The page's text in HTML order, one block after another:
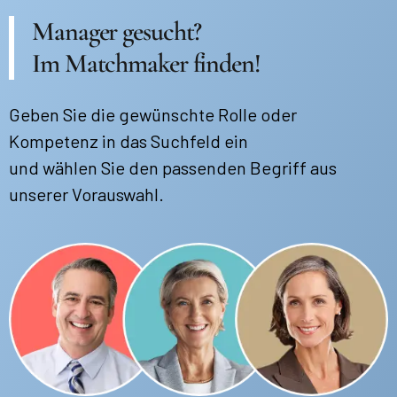
Manager gesucht?
Im Matchmaker finden!
Geben Sie die gewünschte Rolle oder
Kompetenz in das Suchfeld ein
und wählen Sie den passenden Begriff aus
unserer Vorauswahl.